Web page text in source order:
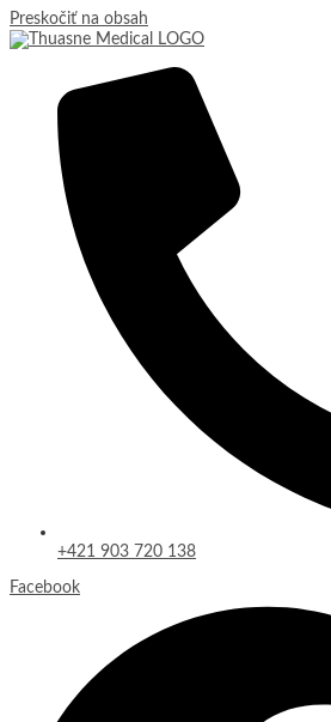
Preskočiť na obsah
+421 903 720 138
Facebook